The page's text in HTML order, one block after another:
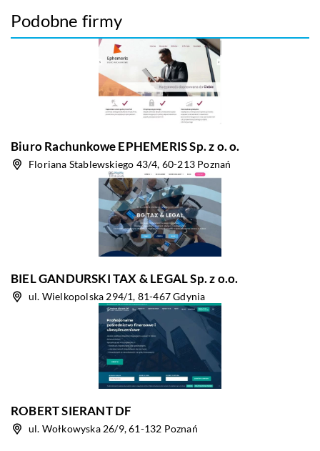
Podobne firmy
Biuro Rachunkowe EPHEMERIS Sp. z o. o.
Floriana Stablewskiego 43/4, 60-213 Poznań
BIEL GANDURSKI TAX & LEGAL Sp. z o.o.
ul. Wielkopolska 294/1, 81-467 Gdynia
ROBERT SIERANT DF
ul. Wołkowyska 26/9, 61-132 Poznań